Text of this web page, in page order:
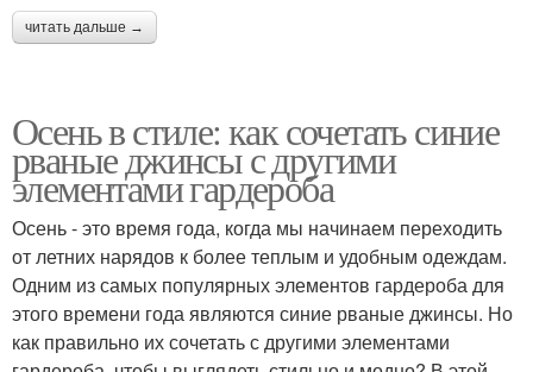
читать дальше →
Осень в стиле: как сочетать синие
рваные джинсы с другими
элементами гардероба
Осень - это время года, когда мы начинаем переходить
от летних нарядов к более теплым и удобным одеждам.
Одним из самых популярных элементов гардероба для
этого времени года являются синие рваные джинсы. Но
как правильно их сочетать с другими элементами